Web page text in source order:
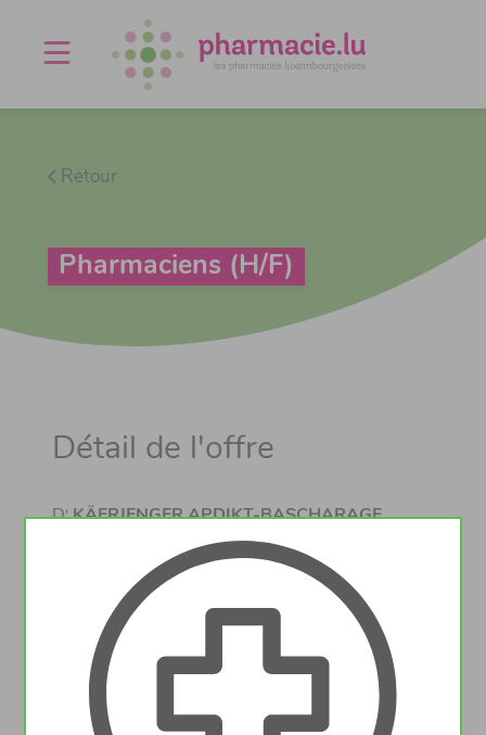
Agenda
À propos
Retour
Pharmaciens (H/F)
Détail de l'offre
D'KÄERJENGER APDIKT-BASCHARAGE
(Titulaire: CRISALLI Marie-Jeanne)
souhaite engager un(e)